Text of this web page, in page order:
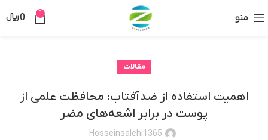
منو 0
0﷼
مقالات
اهمیت استفاده از ضدآفتاب: محافظت علمی از
پوست در برابر اشعه‌های مضر
Hosseinsalehi1365